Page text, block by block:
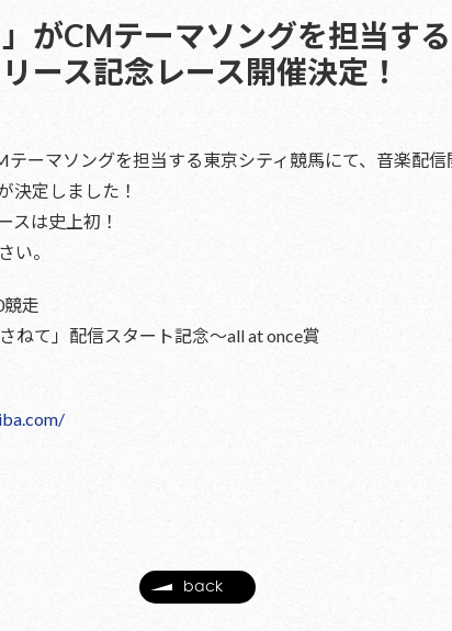
」がCMテーマソングを担当す
ース記念レース開催決定！
ーマソングを担当する東京シティ競馬にて、音楽配
決定しました！
スは史上初！
い。
走
ねて」配信スタート記念〜all at once賞
back